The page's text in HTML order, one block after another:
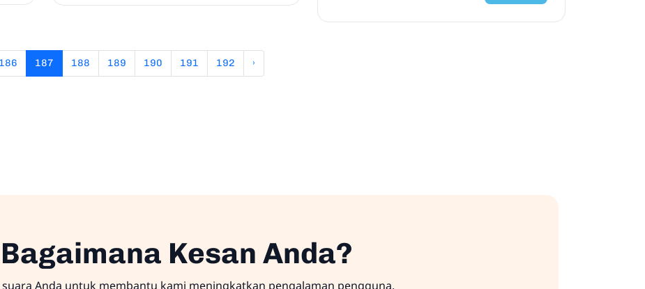
186 187 188 189 190 191 192 ›
Bagaimana Kesan Anda?
suara Anda untuk membantu kami meningkatkan pengalaman pengguna.